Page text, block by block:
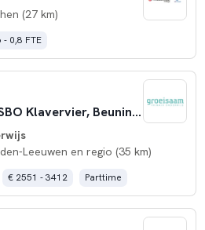
(27 km)
- 0,8 FTE
Onderwijsassistent B SBO Klavervier, Beuningen
Leeuwen en regio (35 km)
€ 2551 - 3412 Parttime